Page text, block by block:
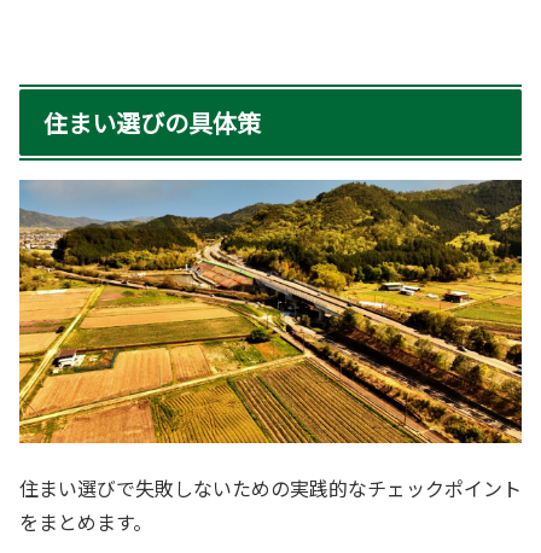
住まい選びの具体策
住まい選びで失敗しないための実践的なチェックポイント
をまとめます。